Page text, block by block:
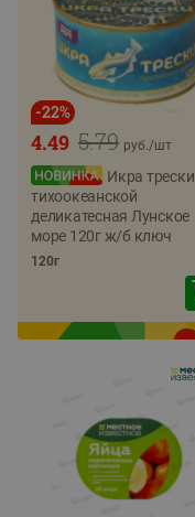
-22%
5.79
4.49 руб./шт
Икра трески
тихоокеанской
деликатесная Лунское
море 120г ж/б ключ
120г